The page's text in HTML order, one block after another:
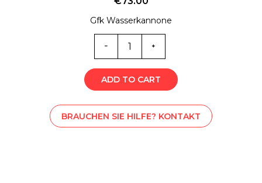
Gfk Wasserkannone
7404
Menge
ADD TO CART
BRAUCHEN SIE HILFE? KONTAKT